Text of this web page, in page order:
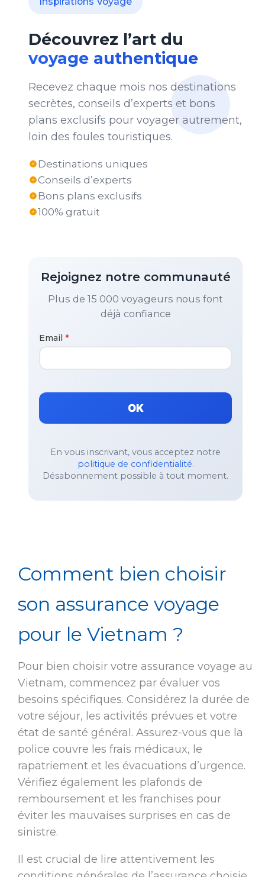
Découvrez l’art du
voyage authentique
Recevez chaque mois nos destinations
secrètes, conseils d’experts et bons
plans exclusifs pour voyager autrement,
loin des foules touristiques.
Destinations uniques
Conseils d’experts
Bons plans exclusifs
100% gratuit
Rejoignez notre communauté
Plus de 15 000 voyageurs nous font
déjà confiance
Email *
OK
En vous inscrivant, vous acceptez notre
politique de confidentialité.
Désabonnement possible à tout moment.
Comment bien choisir
son assurance voyage
pour le Vietnam ?
Pour bien choisir votre assurance voyage au
Vietnam, commencez par évaluer vos
besoins spécifiques. Considérez la durée de
votre séjour, les activités prévues et votre
état de santé général. Assurez-vous que la
police couvre les frais médicaux, le
rapatriement et les évacuations d’urgence.
Vérifiez également les plafonds de
remboursement et les franchises pour
éviter les mauvaises surprises en cas de
sinistre.
Il est crucial de lire attentivement les